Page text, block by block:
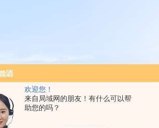
欢迎您！
来自局域网的朋友！有什么可以帮
助您的吗？